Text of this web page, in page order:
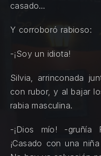
casado…
Y corroboró rabioso:
-¡Soy un idiota!
Silvia, arrinconada
con rubor, y al bajar
rabia masculina.
-¡Dios mío! -gruñía
¡Casado con una